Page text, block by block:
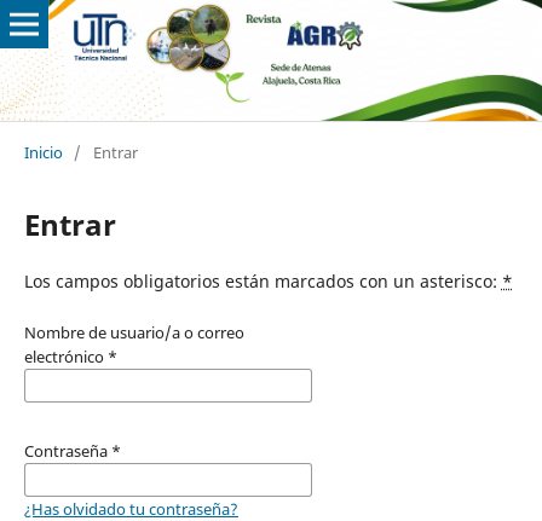
Inicio / Entrar
Entrar
Los campos obligatorios están marcados con un asterisco: *
Nombre de usuario/a o correo
electrónico *
Contraseña *
¿Has olvidado tu contraseña?